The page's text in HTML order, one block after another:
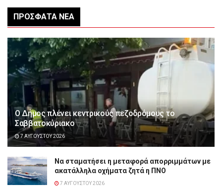
ΠΡΌΣΦΑΤΑ ΝΈΑ
Ο Δήμος πλένει κεντρικούς πεζοδρόμους το
Σαββατοκύριακο
7 ΑΥΓΟΎΣΤΟΥ 2026
Να σταματήσει η μεταφορά απορριμμάτων με
ακατάλληλα οχήματα ζητά η ΠΝΟ
7 ΑΥΓΟΎΣΤΟΥ 2026